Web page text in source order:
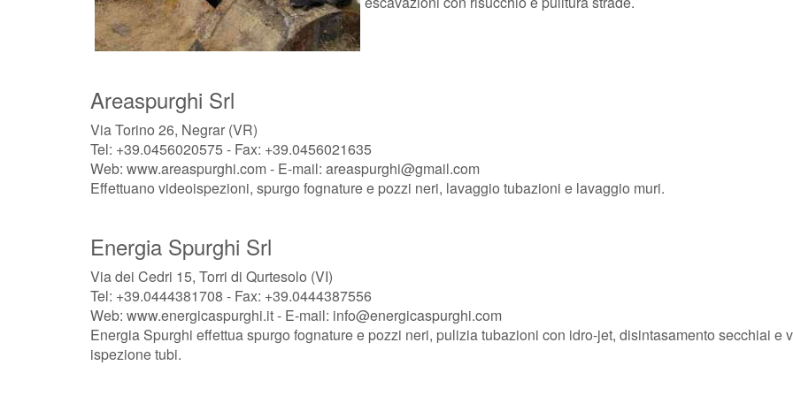
Areaspurghi Srl
Via Torino 26, Negrar (VR)
Tel: +39.0456020575 - Fax: +39.0456021635
Web: www.areaspurghi.com - E-mail: areaspurghi@gmail.com
Effettuano videoispezioni, spurgo fognature e pozzi neri, lavaggio tubazioni e lavaggio muri.
Energia Spurghi Srl
Via dei Cedri 15, Torri di Qurtesolo (VI)
Tel: +39.0444381708 - Fax: +39.0444387556
Web: www.energicaspurghi.it - E-mail: info@energicaspurghi.com
Energia Spurghi effettua spurgo fognature e pozzi neri, pulizia tubazioni con idro-jet, disintasamento secchiai e
ispezione tubi.